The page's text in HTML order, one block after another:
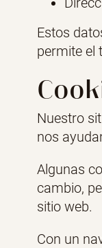
Estos
permite el
Nuestro
nos
Algunas
cambio,
sitio web.
Con un